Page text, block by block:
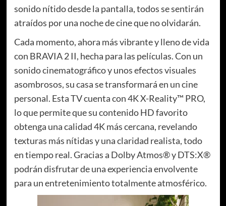
sonido nítido desde la pantalla, todos se sentirán
atraídos por una noche de cine que no olvidarán.
Cada momento, ahora más vibrante y lleno de vida
con BRAVIA 2 II, hecha para las películas. Con un
sonido cinematográfico y unos efectos visuales
asombrosos, su casa se transformará en un cine
personal. Esta TV cuenta con 4K X-Reality™ PRO,
lo que permite que su contenido HD favorito
obtenga una calidad 4K más cercana, revelando
texturas más nítidas y una claridad realista, todo
en tiempo real. Gracias a Dolby Atmos® y DTS:X®
podrán disfrutar de una experiencia envolvente
para un entretenimiento totalmente atmosférico.